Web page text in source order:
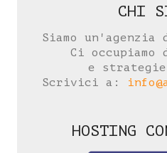
CHI
Siamo un'agenzia
Ci occupiamo
e
Scrivici a:
HOSTING